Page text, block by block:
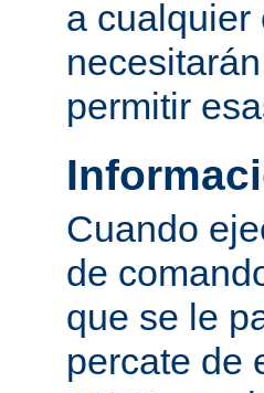
a cualquier
permitir
Cuando
de
que se le
percate de